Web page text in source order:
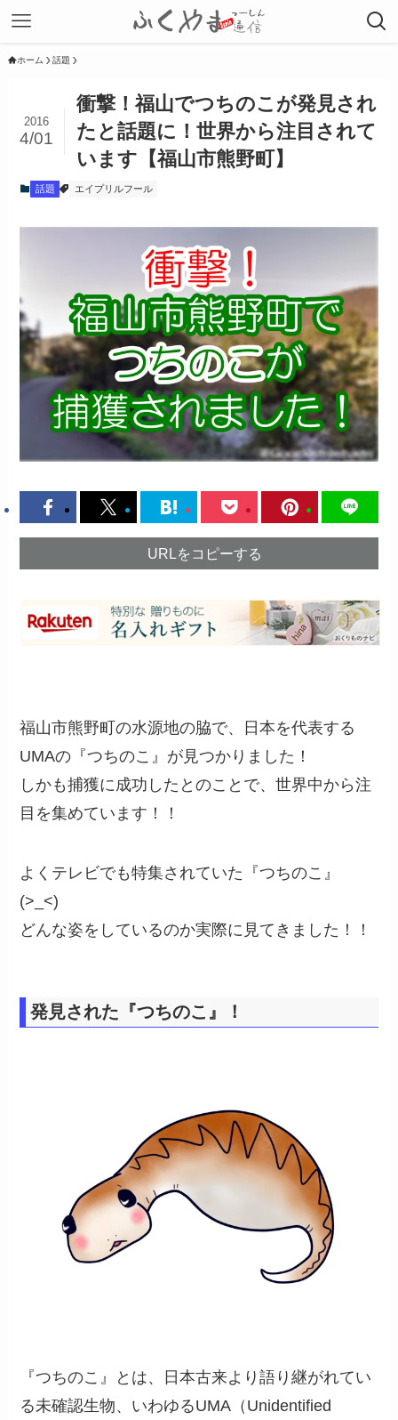
ホーム 話題
衝撃！福山でつちのこが発見され
たと話題に！世界から注目されて
います【福山市熊野町】
2016
4/01
話題 エイプリルフール
URLをコピーする
福山市熊野町の水源地の脇で、日本を代表する
UMAの『つちのこ』が見つかりました！
しかも捕獲に成功したとのことで、世界中から注
目を集めています！！
よくテレビでも特集されていた『つちのこ』
(>_<)
どんな姿をしているのか実際に見てきました！！
発見された『つちのこ』！
『つちのこ』とは、日本古来より語り継がれてい
る未確認生物、いわゆるUMA（Unidentified